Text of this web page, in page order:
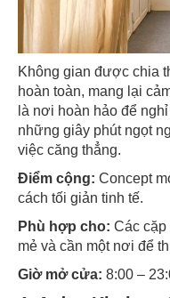
Không gian được chia
hoàn toàn, mang lại
là nơi hoàn hảo để
những giây phút ngọt
việc căng thẳng.
Điểm cộng: Concept
cách tối giản tinh tế.
Phù hợp cho: Các cặp
mẻ và cần một nơi để
Giờ mở cửa: 8:00 –